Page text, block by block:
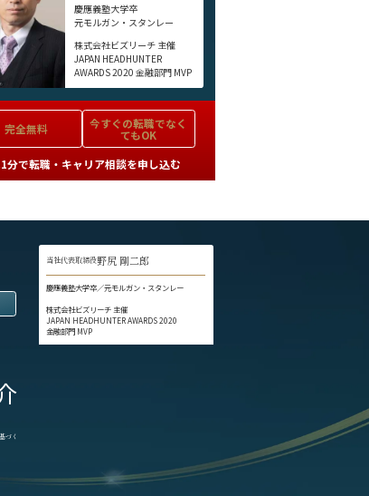
慶應義塾大学卒
元モルガン・スタンレー
株式会社ビズリーチ 主催
JAPAN HEADHUNTER
AWARDS 2020 金融部門 MVP
完全無料 今すぐの転職でなく
てもOK
分で転職・キャリア相談を申し込む
づく
当社代表取締役野尻 剛二郎
慶應義塾大学卒／元モルガン・スタンレー
株式会社ビズリーチ 主催
JAPAN HEADHUNTER AWARDS 2020
金融部門 MVP